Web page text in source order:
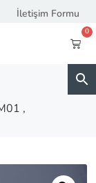
İletişim Formu
0
,